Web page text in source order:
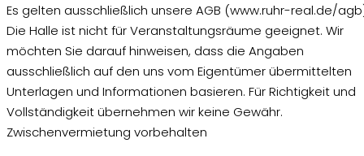
Es gelten ausschließlich unsere AGB (www.ruhr-real.de/
Die Halle ist nicht für Veranstaltungsräume geeignet. Wir
möchten Sie darauf hinweisen, dass die Angaben
ausschließlich auf den uns vom Eigentümer übermittelten
Unterlagen und Informationen basieren. Für Richtigkeit und
Vollständigkeit übernehmen wir keine Gewähr.
Zwischenvermietung vorbehalten